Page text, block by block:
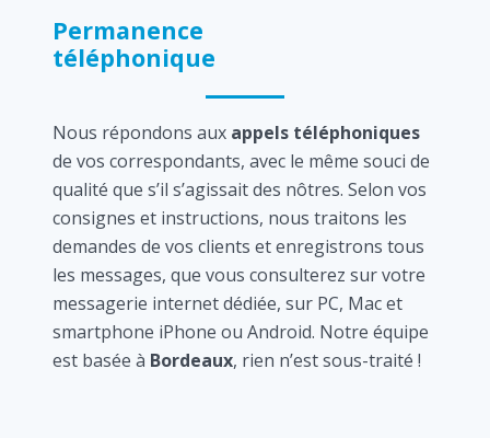
Permanence
téléphonique
Nous répondons aux appels téléphoniques
de vos correspondants, avec le même souci de
qualité que s’il s’agissait des nôtres. Selon vos
consignes et instructions, nous traitons les
demandes de vos clients et enregistrons tous
les messages, que vous consulterez sur votre
messagerie internet dédiée, sur PC, Mac et
smartphone iPhone ou Android. Notre équipe
est basée à Bordeaux, rien n’est sous-traité !